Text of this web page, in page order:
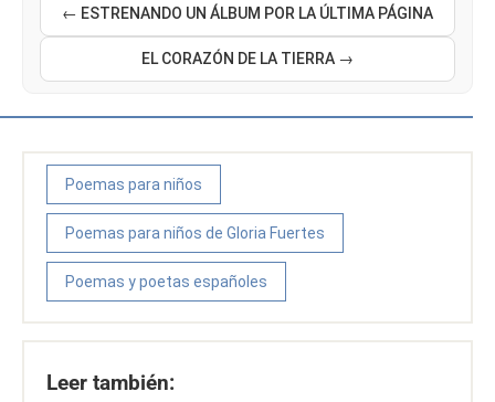
← ESTRENANDO UN ÁLBUM POR LA ÚLTIMA PÁGINA
EL CORAZÓN DE LA TIERRA →
Poemas para niños
Poemas para niños de Gloria Fuertes
Poemas y poetas españoles
Leer también: